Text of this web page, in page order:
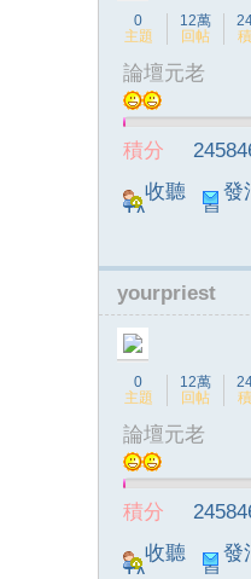
0
主題
12萬
回帖
論壇元老
積分
收聽
TA
發
息
yourpriest
0
主題
12萬
回帖
論壇元老
積分
收聽
發